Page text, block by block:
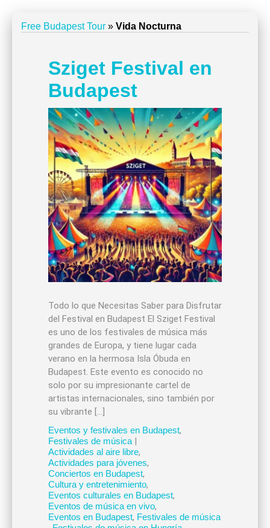
Free Budapest Tour » Vida Nocturna
Sziget Festival en
Budapest
Todo lo que Necesitas Saber para Disfrutar
del Festival en Budapest El Sziget Festival
es uno de los festivales de música más
grandes de Europa, y tiene lugar cada
verano en la hermosa Isla Óbuda en
Budapest. Este evento es conocido no
solo por su impresionante cartel de
artistas internacionales, sino también por
su vibrante […]
Eventos y festivales en Budapest,
Festivales de música|
Actividades al aire libre,
Actividades para jóvenes,
Conciertos en Budapest,
Cultura y entretenimiento,
Eventos culturales en Budapest,
Eventos de música en vivo,
Eventos en Budapest, Festivales de música